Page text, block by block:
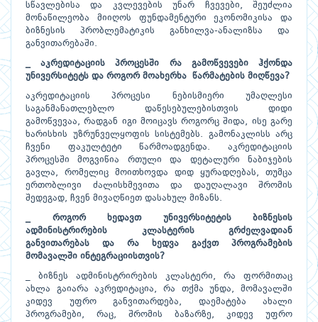
სწავლებისა და კვლევების უნარ ჩვევები, შეუძლია
მონაწილეობა მიიღოს ფუნდამენტური ეკონომიკისა და
ბიზნესის პრობლემატიკის განხილვა-ანალიზსა და
განვითარებაში.
_ აკრედიტაციის პროცესში რა გამოწვევები ჰქონდა
უნივერსიტეტს და როგორ მოახერხა წარმატების მიღწევა?
აკრედიტაციის პროცესი ნებისმიერი უმაღლესი
საგანმანათლებლო დაწესებულებისთვის დიდი
გამოწვევაა, რადგან იგი მოიცავს როგორც შიდა, ისე გარე
ხარისხის უზრუნველყოფის სისტემებს. გამონაკლისს არც
ჩვენი ფაკულტეტი წარმოადგენდა. აკრედიტაციის
პროცესში მოგვიწია რთული და დეტალური ნაბიჯების
გავლა, რომელიც მოითხოვდა დიდ ყურადღებას, თუმცა
ერთობლივი ძალისხმევითა და დაუღალავი შრომის
შედეგად, ჩვენ მივაღწიეთ დასახულ მიზანს.
_ როგორ ხედავთ უნივერსიტეტის ბიზნესის
ადმინისტრირების კლასტერის გრძელვადიან
განვითარებას და რა ხედვა გაქვთ პროგრამების
მომავალში ინტეგრაციისთვის?
_ ბიზნეს ადმინისტრირების კლასტერი, რა ფორმითაც
ახლა გაიარა აკრედიტაცია, რა თქმა უნდა, მომავალში
კიდევ უფრო განვითარდება, დაემატება ახალი
პროგრამები, რაც, შრომის ბაზარზე, კიდევ უფრო